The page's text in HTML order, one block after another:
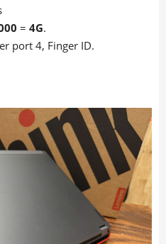
= 4G.
port 4, Finger ID.